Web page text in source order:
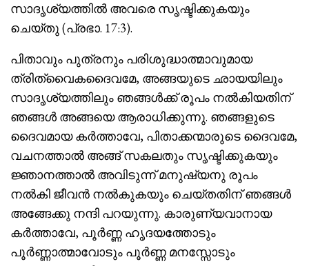
സാദൃശ്യത്തില്‍ അവരെ സൃഷ്ടിക്കുകയും
ചെയ്തു (പ്രഭാ. 17:3).
പിതാവും പുത്രനും പരിശുദ്ധാത്മാവുമായ
ത്രിത്വൈകദൈവമേ, അങ്ങയുടെ ഛായയിലും
സാദൃശ്യത്തിലും ഞങ്ങള്‍ക്ക് രൂപം നല്‍കിയതിന്
ഞങ്ങള്‍ അങ്ങയെ ആരാധിക്കുന്നു. ഞങ്ങളുടെ
ദൈവമായ കര്‍ത്താവേ, പിതാക്കന്മാരുടെ ദൈവമേ,
വചനത്താല്‍ അങ്ങ് സകലതും സൃഷ്ടിക്കുകയും
ജ്ഞാനത്താല്‍ അവിടുന്ന് മനുഷ്യനു രൂപം
നല്‍കി ജീവന്‍ നല്‍കുകയും ചെയ്തതിന് ഞങ്ങള്‍
അങ്ങേക്കു നന്ദി പറയുന്നു. കാരുണ്യവാനായ
കര്‍ത്താവേ, പൂര്‍ണ്ണ ഹൃദയത്തോടും
പൂര്‍ണ്ണാത്മാവോടും പൂര്‍ണ്ണ മനസ്സോടും